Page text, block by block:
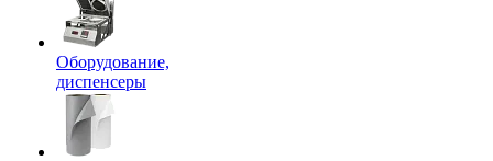
Оборудование,
диспенсеры